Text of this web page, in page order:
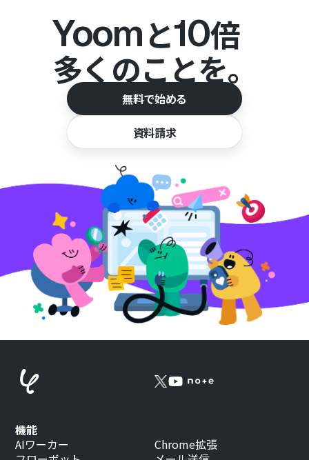
Yoomと10倍
多くのことを。
無料で始める
資料請求
機能
AIワーカー
Chrome拡張